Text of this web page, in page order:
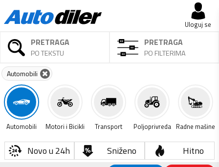
Uloguj se
PRETRAGA
PO TEKSTU
PRETRAGA
PO FILTERIMA
Automobili
Automobili Motori i Bicikli Transport Poljoprivreda Radne mašine
Novo u 24h Sniženo Hitno